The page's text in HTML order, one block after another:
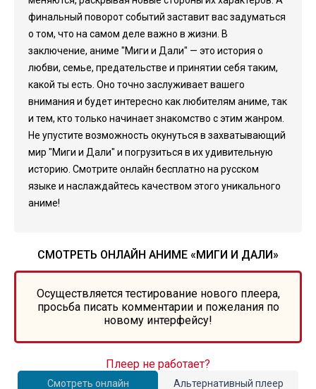
финальный поворот событий заставит вас задуматься
о том, что на самом деле важно в жизни. В
заключение, аниме "Миги и Дали" — это история о
любви, семье, предательстве и принятии себя таким,
какой ты есть. Оно точно заслуживает вашего
внимания и будет интересно как любителям аниме, так
и тем, кто только начинает знакомство с этим жанром.
Не упустите возможность окунуться в захватывающий
мир "Миги и Дали" и погрузиться в их удивительную
историю. Смотрите онлайн бесплатно на русском
языке и наслаждайтесь качеством этого уникального
аниме!
СМОТРЕТЬ ОНЛАЙН АНИМЕ «МИГИ И ДАЛИ»
Осуществляется тестирование нового плеера,
просьба писать комментарии и пожелания по
новому интерфейсу!
Смотреть онлайн Альтернативный плеер
Плеер не работает?